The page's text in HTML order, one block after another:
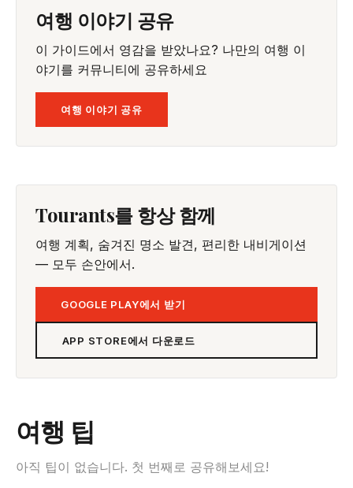
여행 이야기 공유
이 가이드에서 영감을 받았나요? 나만의 여행 이
야기를 커뮤니티에 공유하세요
여행 이야기 공유
Tourants를 항상 함께
여행 계획, 숨겨진 명소 발견, 편리한 내비게이션
— 모두 손안에서.
GOOGLE PLAY에서 받기
APP STORE에서 다운로드
여행 팁
아직 팁이 없습니다. 첫 번째로 공유해보세요!